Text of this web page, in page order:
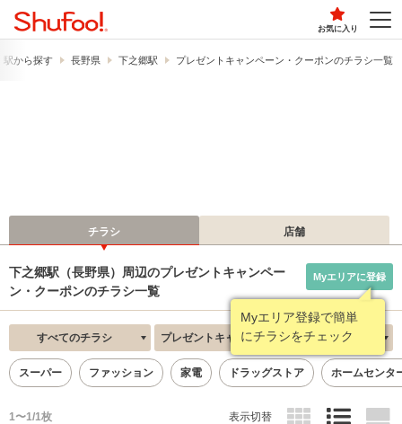
お気に入り
駅から探す 長野県 下之郷駅 プレゼントキャンペーン・クーポンのチラシ一覧
チラシ 店舗
下之郷駅（長野県）周辺のプレゼントキャンペー
ン・クーポンのチラシ一覧
Myエリア登録で簡単
にチラシをチェック
Myエリアに登録
すべてのチラシ プレゼントキャンペーン・クーポン 新着順
スーパー ファッション 家電 ドラッグストア ホームセンタ
1〜1/1枚 表示切替